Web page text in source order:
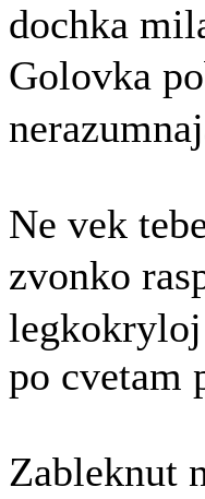
dochka
Golovka
Ne vek
zvonko
po cvetam
Zableknut